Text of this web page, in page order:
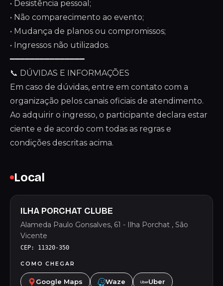
• Desistência pessoal;
• Não comparecimento ao evento;
• Mudança de planos ou compromissos;
• Ingressos não utilizados.
━━━━━━━━━━━━━━━
📞 DÚVIDAS E INFORMAÇÕES
Em caso de dúvidas, entre em contato com a
organização pelos canais oficiais de atendimento.
Ao adquirir o ingresso, o participante declara estar
ciente e de acordo com todas as regras e
condições descritas acima.
Local
ILHA PORCHAT CLUBE
Alameda Paulo Gonsalves, 61 - Ilha Porchat , São
Vicente
CEP: 11320-350
COMO CHEGAR
Google Maps Waze Uber